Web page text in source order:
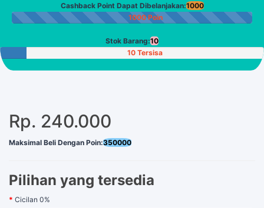
Cashback Point Dapat Dibelanjakan:1000
1000 Poin
Stok Barang:10
10 Tersisa
Rp. 240.000
Maksimal Beli Dengan Poin:350000
Pilihan yang tersedia
Cicilan 0%